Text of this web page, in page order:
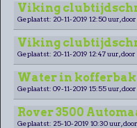
Viking
Geplaatst: 20-11-2019 12:50 uur, door
Viking
Geplaatst: 20-11-2019 12:47 uur, door
Water in kofferbak
Geplaatst: 09-11-2019 15:55 uur, door
Rover 3500
Geplaatst: 25-10-2019 10:30 uur, door